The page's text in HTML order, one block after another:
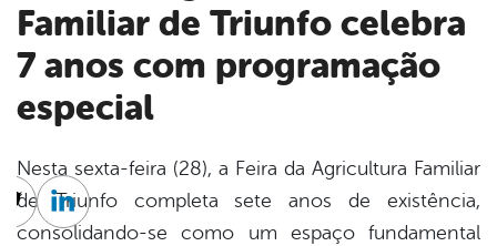
Familiar de Triunfo celebra
7 anos com programação
especial
Nesta sexta-feira (28), a Feira da Agricultura Familiar
de Triunfo completa sete anos de existência,
consolidando-se como um espaço fundamental
Twitter
Linkedin